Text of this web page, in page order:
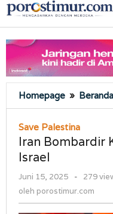
Lewati
ke
Homepage » Beranda
Save Palestina
Iran Bombardir
Israel
Juni 15, 2025
oleh
-
279
oleh porostimur.com